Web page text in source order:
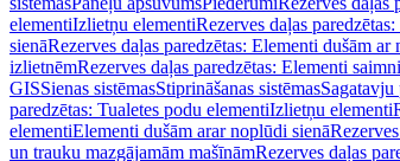
elementiIzlietņu elementiRezerves daļas
sienāRezerves daļas paredzētas: Elementi dušām ar
izlietnēmRezerves daļas paredzētas: Elementi
GISSienas sistēmasStiprināšanas sistēmasSagatavju
paredzētas: Tualetes podu elementiIzlietņu elementi
elementiElementi dušām arar noplūdi sienā
un trauku mazgājamām mašīnāmRezerves daļas